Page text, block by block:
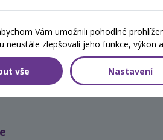
nejen s
si rozuměli
Vám umožnili pohodlné
neustále zlepšovali jeho funkce, výkon
vše Nastavení